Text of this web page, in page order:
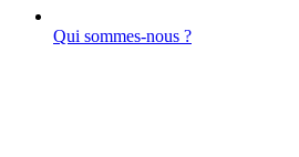
Qui sommes-nous ?